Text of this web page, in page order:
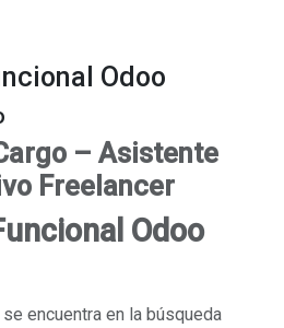
Odoo
– Asistente
Freelancer
Odoo
encuentra en la búsqueda